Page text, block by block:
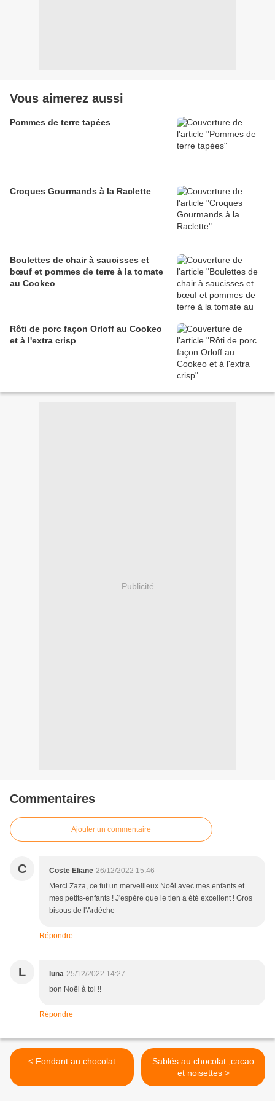
Vous aimerez aussi
Pommes de terre tapées
Croques Gourmands à la Raclette
Boulettes de chair à saucisses et
bœuf et pommes de terre à la tomate
au Cookeo
Rôti de porc façon Orloff au Cookeo
et à l'extra crisp
Publicité
Commentaires
Ajouter un commentaire
C Coste Eliane 26/12/2022 15:46
Merci Zaza, ce fut un merveilleux Noël avec mes enfants et
mes petits-enfants ! J'espère que le tien a été excellent ! Gros
bisous de l'Ardèche
Répondre
L luna 25/12/2022 14:27
bon Noël à toi !!
Répondre
< Fondant au chocolat
Sablés au chocolat ,cacao
et noisettes >